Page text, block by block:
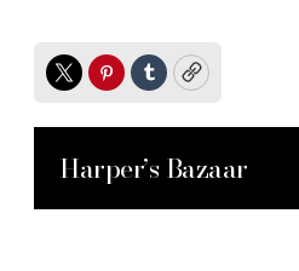
TwitterPinterest
TumblrCopy
Harper’s Bazaar